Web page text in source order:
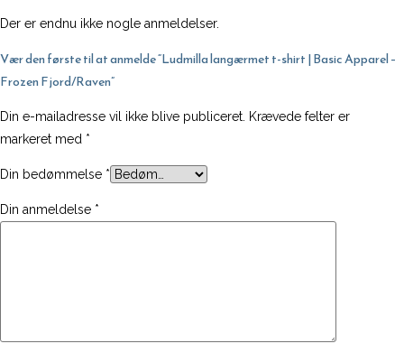
Der er endnu ikke nogle anmeldelser.
Vær den første til at anmelde “Ludmilla langærmet t-shirt | Basic Apparel –
Frozen Fjord/Raven”
Din e-mailadresse vil ikke blive publiceret. Krævede felter er
markeret med *
Din bedømmelse *
Din anmeldelse *